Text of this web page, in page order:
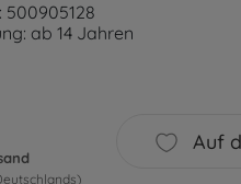
ab 14 Jahren
Auf